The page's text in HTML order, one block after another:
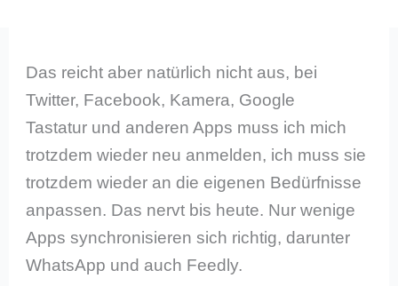
Das reicht aber natürlich nicht aus, bei
Twitter, Facebook, Kamera, Google
Tastatur und anderen Apps muss ich mich
trotzdem wieder neu anmelden, ich muss sie
trotzdem wieder an die eigenen Bedürfnisse
anpassen. Das nervt bis heute. Nur wenige
Apps synchronisieren sich richtig, darunter
WhatsApp und auch Feedly.